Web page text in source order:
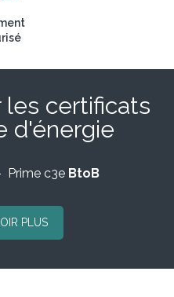
les certificats
d'énergie
c3e BtoB
PLUS